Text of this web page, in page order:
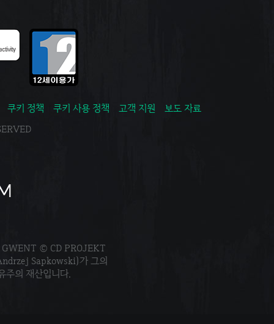
쿠키 정책 쿠키 사용 정책 고객 지원
보도 자료
© CD PROJEKT
Sapkowski)가 그의
주의 재산입니다.